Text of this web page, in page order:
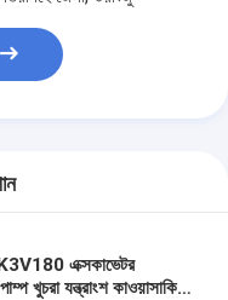
এক্সকাভেটর
খুচরা যন্ত্রাংশ কাওয়াসাকি